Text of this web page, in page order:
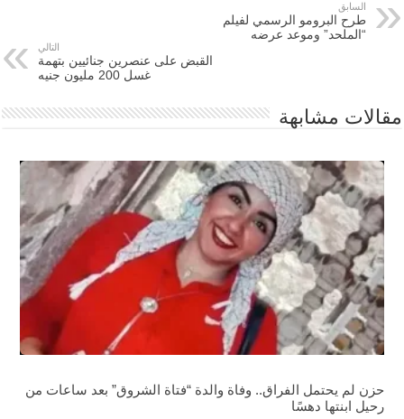
السابق
طرح البرومو الرسمي لفيلم
“الملحد” وموعد عرضه
التالي
القبض على عنصرين جنائيين بتهمة
غسل 200 مليون جنيه
مقالات مشابهة
حزن لم يحتمل الفراق.. وفاة والدة “فتاة الشروق” بعد ساعات من
رحيل ابنتها دهسًا